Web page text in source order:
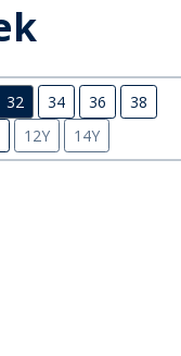
32 34 36
38
12Y 14Y